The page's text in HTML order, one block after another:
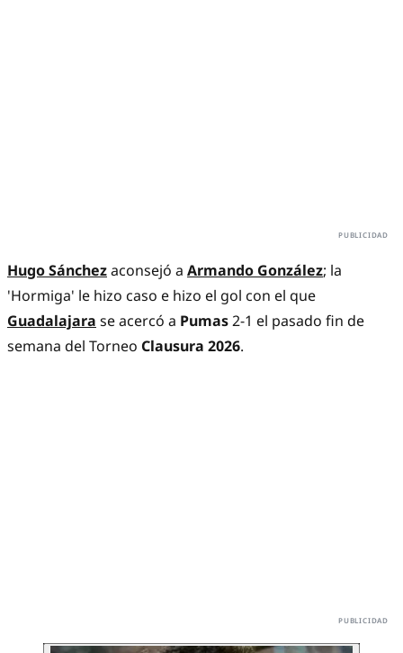
​Hugo Sánchezaconsejó a Armando González; la
'Hormiga' le hizo caso e hizo el gol con el que
Guadalajara se acercó a Pumas2-1 el pasado fin de
semana del Torneo Clausura 2026.